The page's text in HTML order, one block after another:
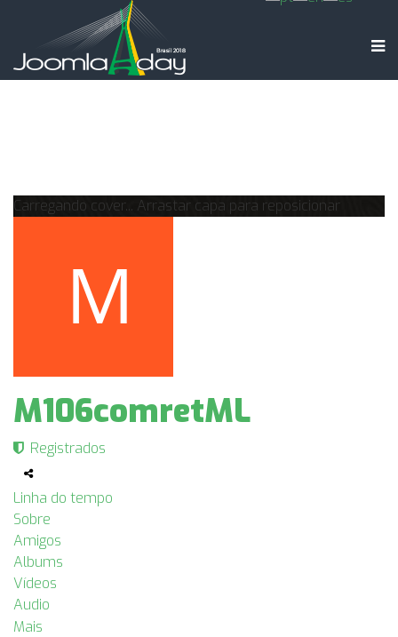
Carregando cover... Arrastar capa para reposicionar
M106comretML
Registrados
Linha do tempo
Sobre
Amigos
Albums
Vídeos
Audio
Mais